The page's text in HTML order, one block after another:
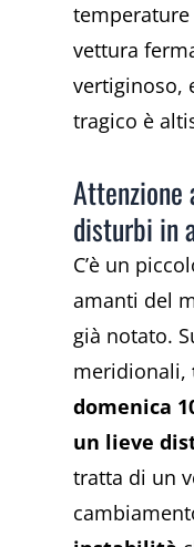
temperature
vettura
vertiginoso,
tragico è
disturbi in
C’è un
amanti del
già notato.
meridionali,
domenica
un lieve
tratta di un